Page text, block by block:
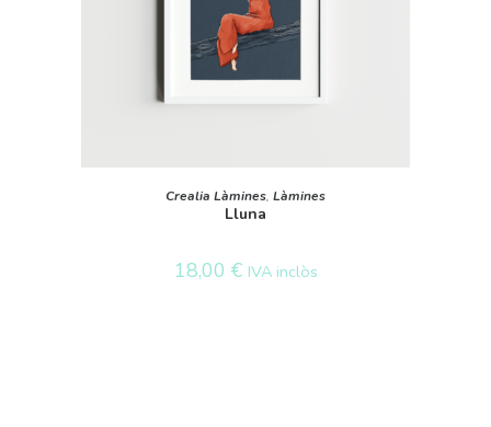
AFEGEIX A LA CISTELLA
Crealia Làmines, Làmines
Lluna
18,00 € IVA inclòs